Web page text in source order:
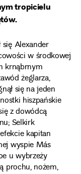
tropicielu
Alexander
w środkowej
krnąbrnym
żeglarza,
się na jeden
hiszpańskie
z dowódcą
Selkirk
kapitan
wyspie Más
u wybrzeży
prochu, nożem,